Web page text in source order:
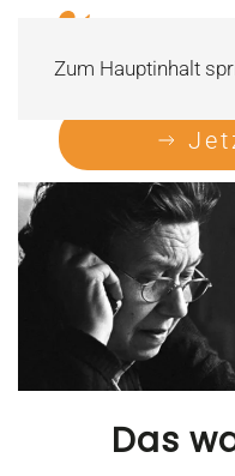
Zum Hauptinhalt
Das